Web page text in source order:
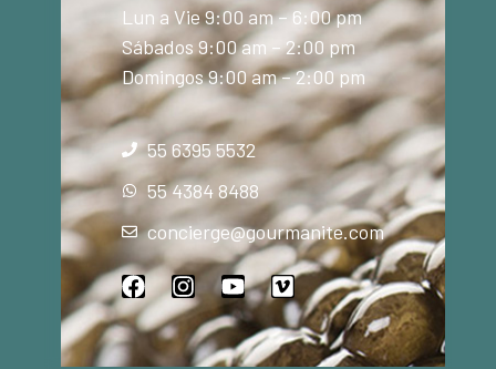
Lun a Vie 9:00 am – 6:00 pm
Sábados 9:00 am – 2:00 pm
Domingos 9:00 am – 2:00 pm
55 6395 5532
55 4384 8488
concierge@gourmanite.com